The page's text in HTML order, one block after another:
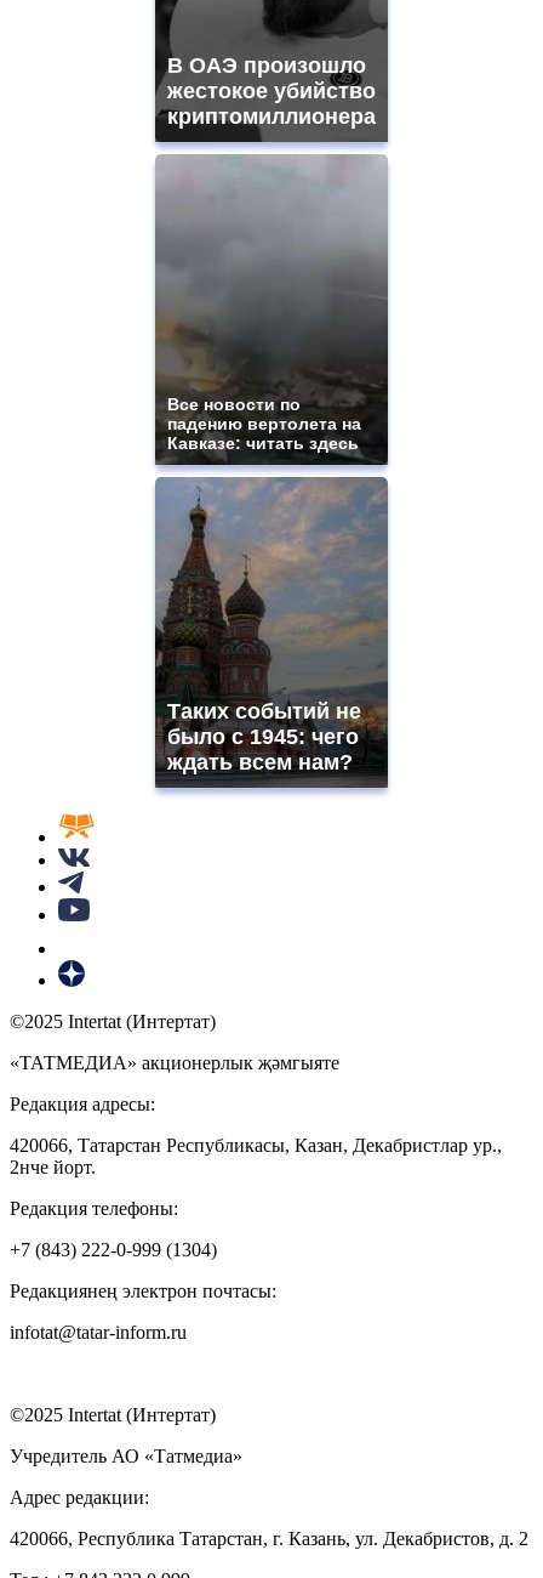
В ОАЭ произошло
жестокое убийство
криптомиллионера
Все новости по
падению вертолета на
Кавказе: читать здесь
Таких событий не
было с 1945: чего
ждать всем нам?
©2025 Intertat (Интертат)
«ТАТМЕДИА» акционерлык җәмгыяте
Редакция адресы:
420066, Татарстан Республикасы, Казан, Декабристлар ур.,
2нче йорт.
Редакция телефоны:
+7 (843) 222-0-999 (1304)
Редакциянең электрон почтасы:
infotat@tatar-inform.ru
©2025 Intertat (Интертат)
Учредитель АО «Татмедиа»
Адрес редакции:
420066, Республика Татарстан, г. Казань, ул. Декабристов, д. 2